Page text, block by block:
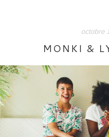
octobre
MONKI &